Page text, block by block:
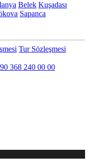
Belek Kuşadası
Sapanca
Tur Sözleşmesi
368 240 00 00